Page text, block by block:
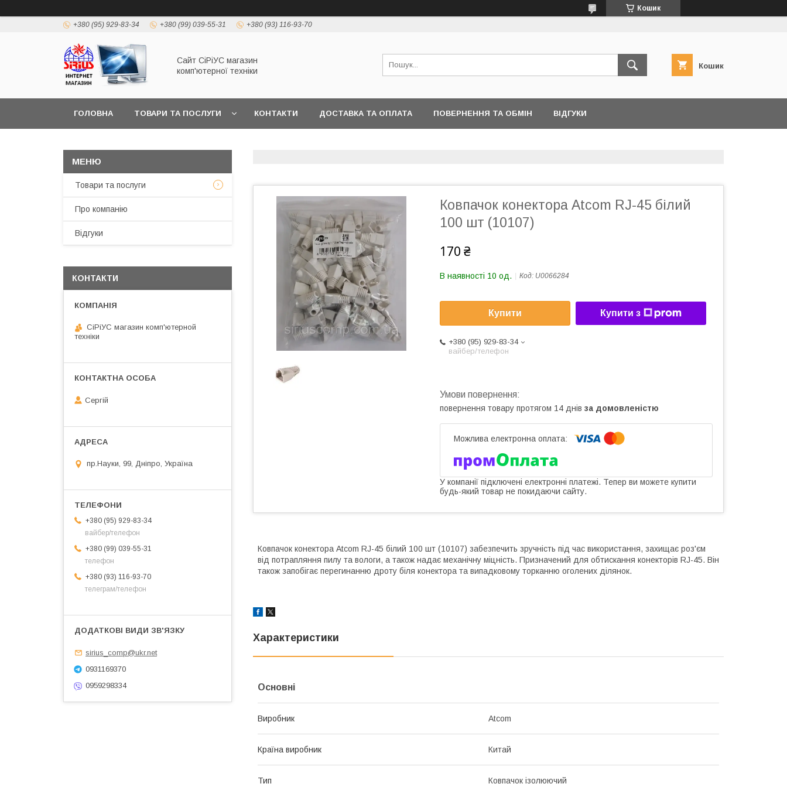
Кошик
+380 (95) 929-83-34 +380 (99) 039-55-31 +380 (93) 116-93-70
Сайт СiРiУС магазин
комп'ютерної техніки
Кошик
ГОЛОВНА ТОВАРИ ТА ПОСЛУГИ КОНТАКТИ ДОСТАВКА ТА ОПЛАТА ПОВЕРНЕННЯ ТА ОБМІН ВІДГУКИ
Ковпачок конектора Atcom RJ-45 білий
100 шт (10107)
170 ₴
В наявності 10 од. Код: U0066284
Купити Купити з
+380 (95) 929-83-34
вайбер/телефон
повернення товару протягом 14 днів за домовленістю
У компанії підключені електронні платежі. Тепер ви можете купити
будь-який товар не покидаючи сайту.
Ковпачок конектора Atcom RJ-45 білий 100 шт (10107) забезпечить зручність під час використання, захищає роз'єм
від потрапляння пилу та вологи, а також надає механічну міцність. Призначений для обтискання конекторів RJ-45. Він
також запобігає перегинанню дроту біля конектора та випадковому торканню оголених ділянок.
Характеристики
Основні
Виробник Atcom
Країна виробник Китай
Тип Ковпачок ізолюючий
Товари та послуги
Про компанію
Відгуки
КОНТАКТИ
СiРiУС магазин комп'ютерной
техніки
Сергій
пр.Науки, 99, Дніпро, Україна
+380 (95) 929-83-34
вайбер/телефон
+380 (99) 039-55-31
телефон
+380 (93) 116-93-70
телеграм/телефон
sirius_comp@ukr.net
0931169370
0959298334